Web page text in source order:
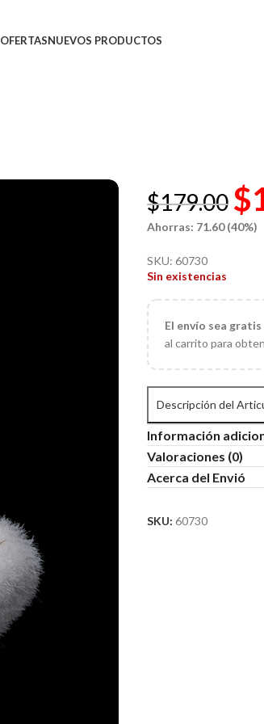
OFERTASNUEVOS PRODUCTOS
$179.00 $
Ahorras: 71.60 (40%)
SKU:60730
Sin existencias
El envío sea
al carrito para
Descripción del
Información
Valoraciones (0)
Acerca del Envió
SKU:60730